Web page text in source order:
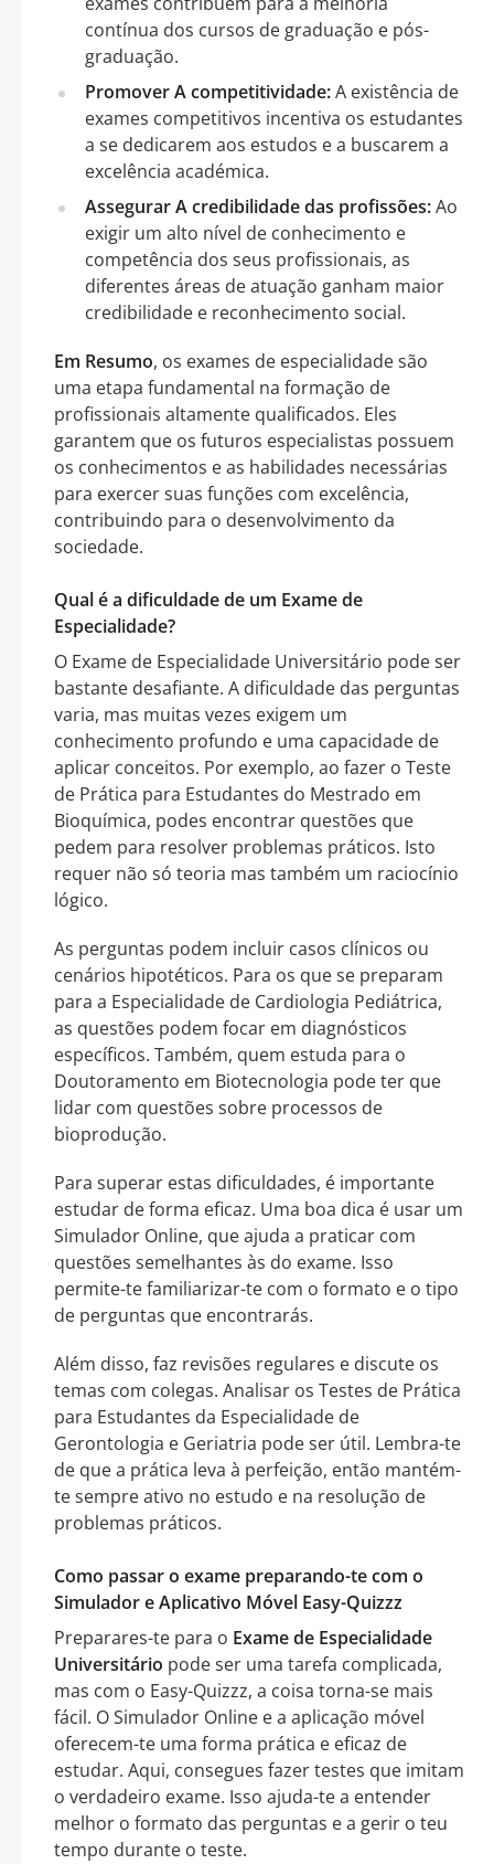
contínua dos cursos de graduação e pós-
graduação.
Promover A competitividade:A existência de
exames competitivos incentiva os estudantes
a se dedicarem aos estudos e a buscarem a
excelência académica.
Assegurar A credibilidade das profissões:Ao
exigir um alto nível de conhecimento e
competência dos seus profissionais, as
diferentes áreas de atuação ganham maior
credibilidade e reconhecimento social.
Em Resumo, os exames de especialidade são
uma etapa fundamental na formação de
profissionais altamente qualificados. Eles
garantem que os futuros especialistas possuem
os conhecimentos e as habilidades necessárias
para exercer suas funções com excelência,
contribuindo para o desenvolvimento da
sociedade.
Qual é a dificuldade de um Exame de
Especialidade?
O Exame de Especialidade Universitário pode ser
bastante desafiante. A dificuldade das perguntas
varia, mas muitas vezes exigem um
conhecimento profundo e uma capacidade de
aplicar conceitos. Por exemplo, ao fazer o Teste
de Prática para Estudantes do Mestrado em
Bioquímica, podes encontrar questões que
pedem para resolver problemas práticos. Isto
requer não só teoria mas também um raciocínio
lógico.
As perguntas podem incluir casos clínicos ou
cenários hipotéticos. Para os que se preparam
para a Especialidade de Cardiologia Pediátrica,
as questões podem focar em diagnósticos
específicos. Também, quem estuda para o
Doutoramento em Biotecnologia pode ter que
lidar com questões sobre processos de
bioprodução.
Para superar estas dificuldades, é importante
estudar de forma eficaz. Uma boa dica é usar um
Simulador Online, que ajuda a praticar com
questões semelhantes às do exame. Isso
permite-te familiarizar-te com o formato e o tipo
de perguntas que encontrarás.
Além disso, faz revisões regulares e discute os
temas com colegas. Analisar os Testes de Prática
para Estudantes da Especialidade de
Gerontologia e Geriatria pode ser útil. Lembra-te
de que a prática leva à perfeição, então mantém-
te sempre ativo no estudo e na resolução de
problemas práticos.
Como passar o exame preparando-te com o
Simulador e Aplicativo Móvel Easy-Quizzz
Preparares-te para o Exame de Especialidade
Universitário pode ser uma tarefa complicada,
mas com o Easy-Quizzz, a coisa torna-se mais
fácil. O Simulador Online e a aplicação móvel
oferecem-te uma forma prática e eficaz de
estudar. Aqui, consegues fazer testes que imitam
o verdadeiro exame. Isso ajuda-te a entender
melhor o formato das perguntas e a gerir o teu
tempo durante o teste.